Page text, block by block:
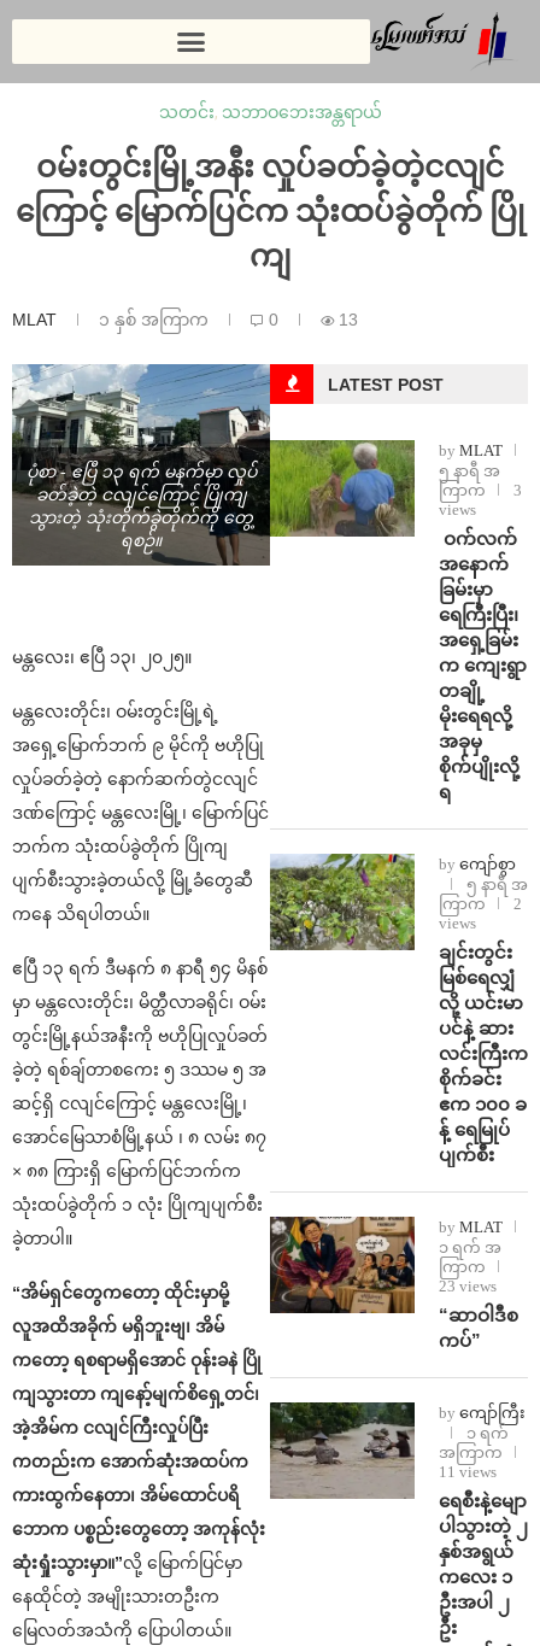
သတင်း, သဘာဝဘေးအန္တရာယ်
ဝမ်းတွင်းမြို့အနီး လှုပ်ခတ်ခဲ့တဲ့ငလျင်
ကြောင့် မြောက်ပြင်က သုံးထပ်ခွဲတိုက် ပြို
ကျ
MLAT ၁ နှစ် အကြာက 0 13
ပုံစာ - ဧပြီ ၁၃ ရက် မနက်မှာ လှုပ်
ခတ်ခဲ့တဲ့ ငလျင်ကြောင့် ပြိုကျ
သွားတဲ့ သုံးတိုက်ခွဲတိုက်ကို တွေ့
ရစဉ်။
မန္တလေး၊ ဧပြီ ၁၃၊ ၂၀၂၅။
မန္တလေးတိုင်း၊ ဝမ်းတွင်းမြို့ရဲ့
အရှေ့မြောက်ဘက် ၉ မိုင်ကို ဗဟိုပြု
လှုပ်ခတ်ခဲ့တဲ့ နောက်ဆက်တွဲငလျင်
ဒဏ်ကြောင့် မန္တလေးမြို့၊ မြောက်ပြင်
ဘက်က သုံးထပ်ခွဲတိုက် ပြိုကျ
ပျက်စီးသွားခဲ့တယ်လို့ မြို့ခံတွေဆီ
ကနေ သိရပါတယ်။
ဧပြီ ၁၃ ရက် ဒီမနက် ၈ နာရီ ၅၄ မိနစ်
မှာ မန္တလေးတိုင်း၊ မိတ္ထီလာခရိုင်၊ ဝမ်း
တွင်းမြို့နယ်အနီးကို ဗဟိုပြုလှုပ်ခတ်
ခဲ့တဲ့ ရစ်ချ်တာစကေး ၅ ဒဿမ ၅ အ
ဆင့်ရှိ ငလျင်ကြောင့် မန္တလေးမြို့၊
အောင်မြေသာစံမြို့နယ် ၊ ၈ လမ်း ၈၇
× ၈၈ ကြားရှိ မြောက်ပြင်ဘက်က
သုံးထပ်ခွဲတိုက် ၁ လုံး ပြိုကျပျက်စီး
ခဲ့တာပါ။
“အိမ်ရှင်တွေကတော့ ထိုင်းမှာမို့
လူအထိအခိုက် မရှိဘူးဗျ၊ အိမ်
ကတော့ ရစရာမရှိအောင် ဝုန်းခနဲ ပြို
ကျသွားတာ ကျနော့်မျက်စိရှေ့တင်၊
အဲ့အိမ်က ငလျင်ကြီးလှုပ်ပြီး
ကတည်းက အောက်ဆုံးအထပ်က
ကားထွက်နေတာ၊ အိမ်ထောင်ပရိ
ဘောက ပစ္စည်းတွေတော့ အကုန်လုံး
ဆုံးရှုံးသွားမှာ။”လို့ မြောက်ပြင်မှာ
နေထိုင်တဲ့ အမျိုးသားတဦးက
မြေလတ်အသံကို ပြောပါတယ်။
LATEST POST
by MLAT
၅ နာရီ အ
ကြာက
3
views
⁩ ⁨ဝက်လက်
အနောက်
ခြမ်းမှာ
ရေကြီးပြီး၊
အရှေ့ခြမ်း
က ကျေးရွာ
တချို့
မိုးရေရလို့
အခုမှ
စိုက်ပျိုးလို့
ရ
by ကျော်စွာ
၅ နာရီ အ
ကြာက
2
views
ချင်းတွင်း
မြစ်ရေလျှံ
လို့ ယင်းမာ
ပင်နဲ့ ဆား
လင်းကြီးက
စိုက်ခင်း
ဧက ၁၀၀ ခ
န့် ရေမြုပ်
ပျက်စီး
by MLAT
၁ ရက် အ
ကြာက
23 views
“ဆာဝါဒီစ
ကပ်”
by ကျော်ကြီး
၁ ရက်
အကြာက
11 views
ရေစီးနဲ့မျော
ပါသွားတဲ့ ၂
နှစ်အရွယ်
ကလေး ၁
ဦးအပါ ၂
ဦး